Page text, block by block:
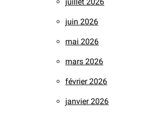
juin 2026
mai 2026
mars 2026
février 2026
janvier 2026